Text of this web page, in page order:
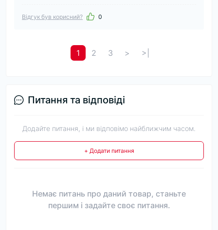
Відгук був корисний? 0
1 2 3 > >|
Питання та відповіді
Додайте питання, і ми відповімо найближчим часом.
+ Додати питання
Немає питань про даний товар, станьте
першим і задайте своє питання.